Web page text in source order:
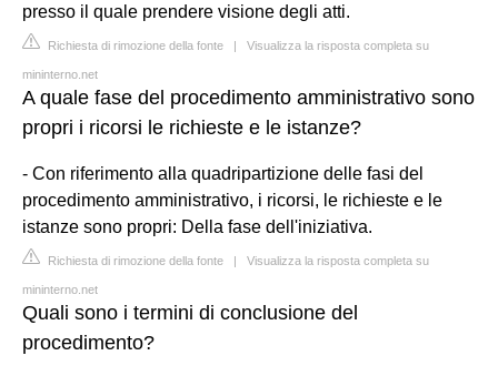
presso il quale prendere visione degli atti.
Richiesta di rimozione della fonte | Visualizza la risposta completa su
mininterno.net
A quale fase del procedimento amministrativo sono
propri i ricorsi le richieste e le istanze?
- Con riferimento alla quadripartizione delle fasi del
procedimento amministrativo, i ricorsi, le richieste e le
istanze sono propri: Della fase dell'iniziativa.
Richiesta di rimozione della fonte | Visualizza la risposta completa su
mininterno.net
Quali sono i termini di conclusione del
procedimento?